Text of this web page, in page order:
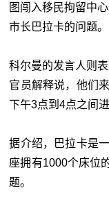
图闯入移民拘留中
市长巴拉卡的问题。
科尔曼的发言人则
官员解释说，他们
下午3点到4点之间
据介绍，巴拉卡是
座拥有1000个床位
题。